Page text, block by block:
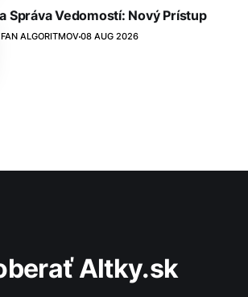
Správa Vedomostí: Nový Prístup
ALGORITMOV08 AUG 2026
Altky.sk